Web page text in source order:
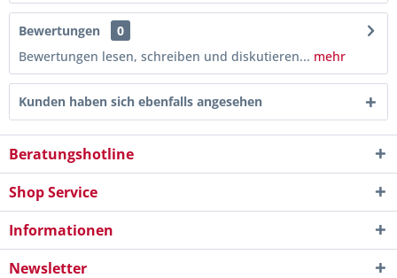
Bewertungen
0
Bewertungen lesen, schreiben und diskutieren... mehr
Kunden haben sich ebenfalls angesehen
Beratungshotline
Shop Service
Informationen
Newsletter